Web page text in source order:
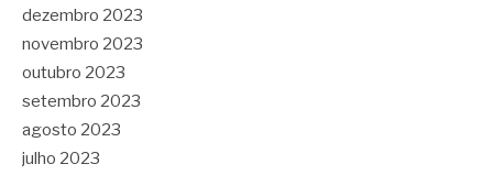
dezembro 2023
novembro 2023
outubro 2023
setembro 2023
agosto 2023
julho 2023